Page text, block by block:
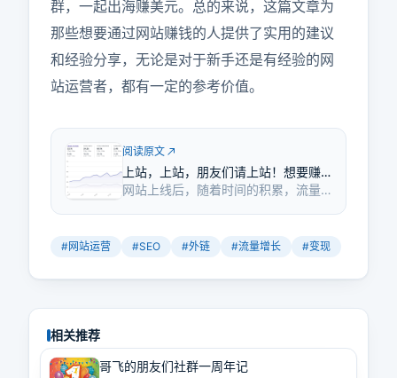
群，一起出海赚美元。总的来说，这篇文章为
那些想要通过网站赚钱的人提供了实用的建议
和经验分享，无论是对于新手还是有经验的网
站运营者，都有一定的参考价值。
阅读原文
上站，上站，朋友们请上站！想要赚
美元就多上站！
网站上线后，随着时间的积累，流量
#网站运营 #SEO #外链 #流量增长 #变现
相关推荐
哥飞的朋友们社群一周年记